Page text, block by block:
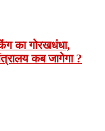
का गोरखधंधा,
कब जागेगा ?